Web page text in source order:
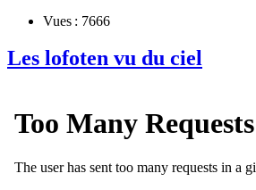
Vues : 7666
Les lofoten vu du ciel